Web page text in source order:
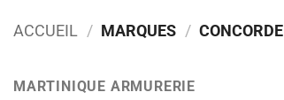
ACCUEIL / MARQUES / CONCORDE
MARTINIQUE ARMURERIE